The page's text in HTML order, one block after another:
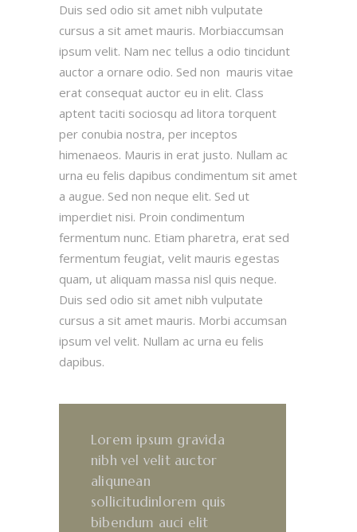
Duis sed odio sit amet nibh vulputate
cursus a sit amet mauris. Morbiaccumsan
ipsum velit. Nam nec tellus a odio tincidunt
auctor a ornare odio. Sed non mauris vitae
erat consequat auctor eu in elit. Class
aptent taciti sociosqu ad litora torquent
per conubia nostra, per inceptos
himenaeos. Mauris in erat justo. Nullam ac
urna eu felis dapibus condimentum sit amet
a augue. Sed non neque elit. Sed ut
imperdiet nisi. Proin condimentum
fermentum nunc. Etiam pharetra, erat sed
fermentum feugiat, velit mauris egestas
quam, ut aliquam massa nisl quis neque.
Duis sed odio sit amet nibh vulputate
cursus a sit amet mauris. Morbi accumsan
ipsum vel velit. Nullam ac urna eu felis
dapibus.
Lorem ipsum gravida
nibh vel velit auctor
aliqunean
sollicitudinlorem quis
bibendum auci elit